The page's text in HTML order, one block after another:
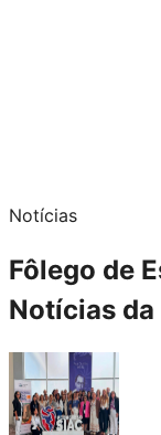
Notícias
Fôlego de
Notícias da